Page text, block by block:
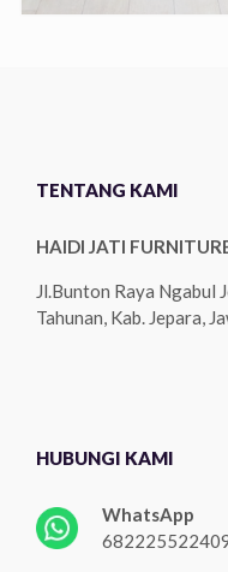
TENTANG KAMI
HAIDI JATI
Jl.Bunton Raya Ngabul
Tahunan, Kab. Jepara,
HUBUNGI KAMI
WhatsApp